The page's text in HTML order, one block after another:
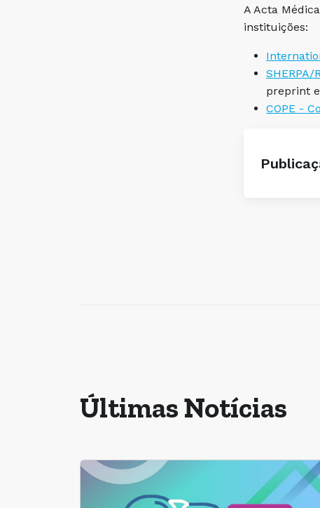
A Acta
instituições:
SHERPA/
preprint
COPE -
Últimas Notícias